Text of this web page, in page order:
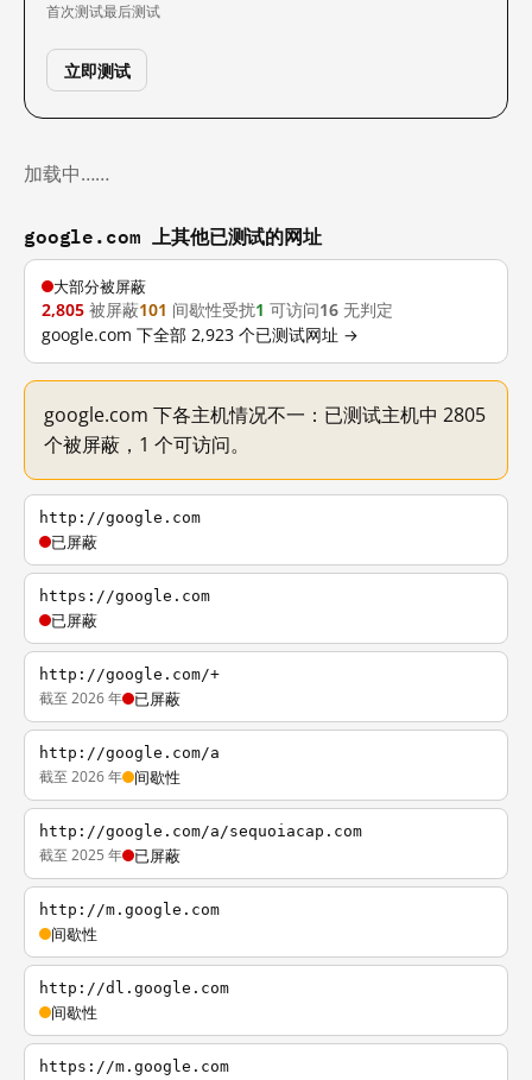
首次测试最后测试
立即测试
加载中……
google.com 上其他已测试的网址
大部分被屏蔽
2,805 被屏蔽101 间歇性受扰1 可访问16 无判定
google.com 下全部 2,923 个已测试网址 →
google.com 下各主机情况不一：已测试主机中 2805
个被屏蔽，1 个可访问。
http://google.com
已屏蔽
https://google.com
已屏蔽
http://google.com/+
截至 2026 年 已屏蔽
http://google.com/a
截至 2026 年 间歇性
http://google.com/a/sequoiacap.com
截至 2025 年 已屏蔽
http://m.google.com
间歇性
http://dl.google.com
间歇性
https://m.google.com